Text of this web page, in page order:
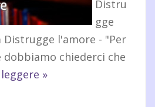
Distru
gge
Distrugge l'amore - "Per
dobbiamo chiederci che
»